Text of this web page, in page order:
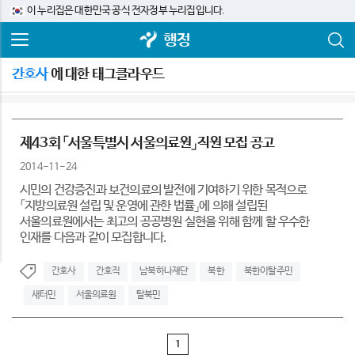
이 누리집은 대한민국 공식 전자정부 누리집입니다.
행정
간호사에 대한 태그클라우드
제43회 「서울특별시 서울의료원」직원 모집 공고
2014-11-24
시민의 건강증진과 보건의료의 발전에 기여하기 위한 목적으로
「지방의료원 설립 및 운영에 관한 법률」에 의해 설립된
서울의료원에서는 최고의 공공병원 실현을 위해 함께 할 우수한
인재를 다음과 같이 모집합니다.
간호사 간호직 남북하나재단 북한 북한이탈주민
새터민 서울의료원 탈북민
1